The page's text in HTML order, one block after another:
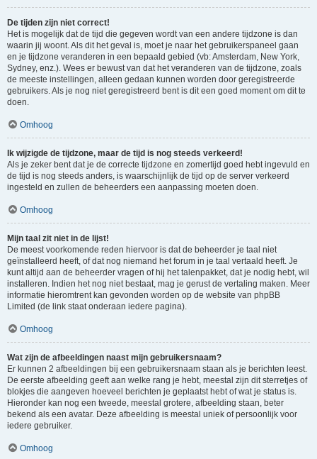
De tijden zijn niet correct!
Het is mogelijk dat de tijd die gegeven wordt van een andere tijdzone is dan
waarin jij woont. Als dit het geval is, moet je naar het gebruikerspaneel gaan
en je tijdzone veranderen in een bepaald gebied (vb: Amsterdam, New York,
Sydney, enz.). Wees er bewust van dat het veranderen van de tijdzone, zoals
de meeste instellingen, alleen gedaan kunnen worden door geregistreerde
gebruikers. Als je nog niet geregistreerd bent is dit een goed moment om dit te
doen.
Omhoog
Ik wijzigde de tijdzone, maar de tijd is nog steeds verkeerd!
Als je zeker bent dat je de correcte tijdzone en zomertijd goed hebt ingevuld en
de tijd is nog steeds anders, is waarschijnlijk de tijd op de server verkeerd
ingesteld en zullen de beheerders een aanpassing moeten doen.
Omhoog
Mijn taal zit niet in de lijst!
De meest voorkomende reden hiervoor is dat de beheerder je taal niet
geïnstalleerd heeft, of dat nog niemand het forum in je taal vertaald heeft. Je
kunt altijd aan de beheerder vragen of hij het talenpakket, dat je nodig hebt, wil
installeren. Indien het nog niet bestaat, mag je gerust de vertaling maken. Meer
informatie hieromtrent kan gevonden worden op de website van phpBB
Limited (de link staat onderaan iedere pagina).
Omhoog
Wat zijn de afbeeldingen naast mijn gebruikersnaam?
Er kunnen 2 afbeeldingen bij een gebruikersnaam staan als je berichten leest.
De eerste afbeelding geeft aan welke rang je hebt, meestal zijn dit sterretjes of
blokjes die aangeven hoeveel berichten je geplaatst hebt of wat je status is.
Hieronder kan nog een tweede, meestal grotere, afbeelding staan, beter
bekend als een avatar. Deze afbeelding is meestal uniek of persoonlijk voor
iedere gebruiker.
Omhoog